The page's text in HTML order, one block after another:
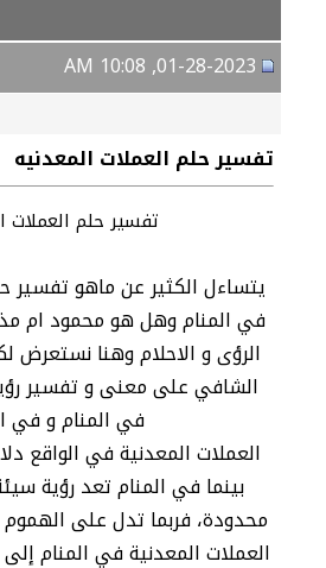
تفسير حلم العملات المعدنيه
تفسير حلم العملات
يتساءل الكثير عن ماهو تفسير
في المنام وهل هو محمود ام
الرؤى و الاحلام وهنا نستعرض
الشافي على معنى و تفسير
في المنام و في
العملات المعدنية في الواقع
بينما في المنام تعد رؤية
محدودة، فربما تدل على
العملات المعدنية في المنام